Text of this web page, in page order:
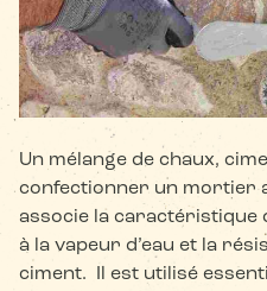
Un mélange de chaux,
confectionner un mortier
associe la caractéristique
à la vapeur d’eau et la
ciment. Il est utilisé